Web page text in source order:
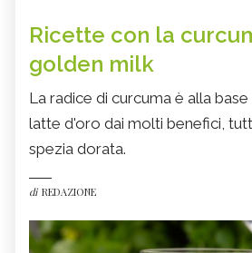
Ricette con la
golden milk
La radice di curcuma è alla
latte d'oro dai molti benefici,
spezia dorata.
di REDAZIONE